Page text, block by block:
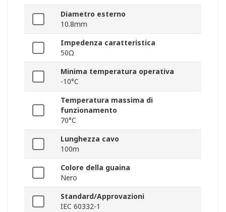
Diametro esterno
10.8mm
Impedenza caratteristica
50Ω
Minima temperatura operativa
-10°C
Temperatura massima di
funzionamento
70°C
Lunghezza cavo
100m
Colore della guaina
Nero
Standard/Approvazioni
IEC 60332-1